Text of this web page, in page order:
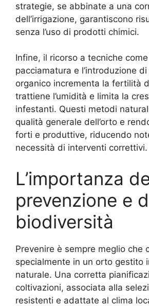
strategie, se abbinate a una
dell’irrigazione, garantiscono
senza l’uso di prodotti chimici.
Infine, il ricorso a tecniche
pacciamatura e l’introduzione
organico incrementa la fertilità
trattiene l’umidità e limita la
infestanti. Questi metodi
qualità generale dell’orto e
forti e produttive, riducendo
necessità di interventi correttivi.
L’importanza
prevenzione e
biodiversità
Prevenire è sempre meglio che
specialmente in un orto gestito
naturale. Una corretta
coltivazioni, associata alla
resistenti e adattate al clima